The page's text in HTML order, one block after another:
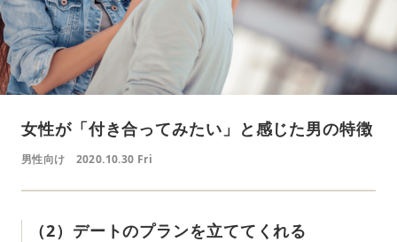
女性が「付き合ってみたい」と感じた男の特徴
男性向け 2020.10.30 Fri
（2）デートのプランを立ててくれる